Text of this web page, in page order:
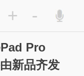
+ -
Pro
新品齐发